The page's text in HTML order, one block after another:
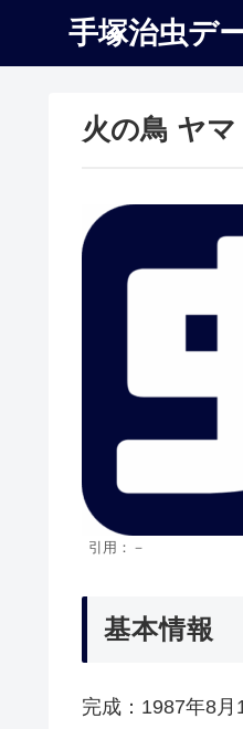
手塚治虫デ
火の鳥 ヤマ
引用：－
基本情報
完成：1987年8月